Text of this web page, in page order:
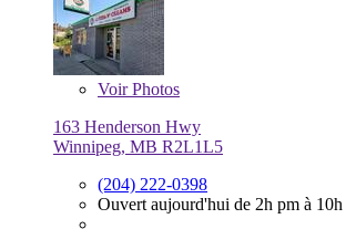
VoirPhotos
163 Henderson Hwy
Winnipeg, MB R2L1L5
(204) 222-0398
Ouvert aujourd'hui de 2h pm à